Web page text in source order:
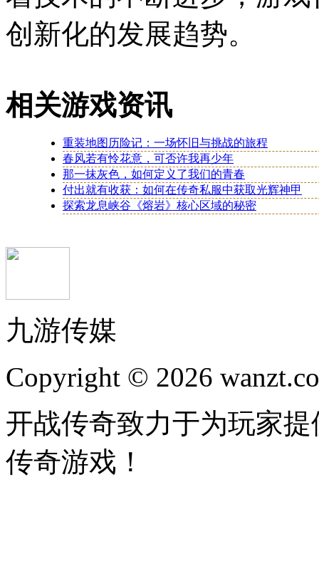
创新化的发展趋势。
相关游戏资讯
重装地图历险记：一场怀旧与挑战的旅程
春风若有怜花意，可否许我再少年
那一抹灰色，如何定义了我们的青春
付出就有收获：如何在传奇私服中获取光辉神甲
探索龙息峡谷《熔岩》核心区域的秘密
九游传媒
Copyright © 2026
开战传奇致力于为玩家
传奇游戏！